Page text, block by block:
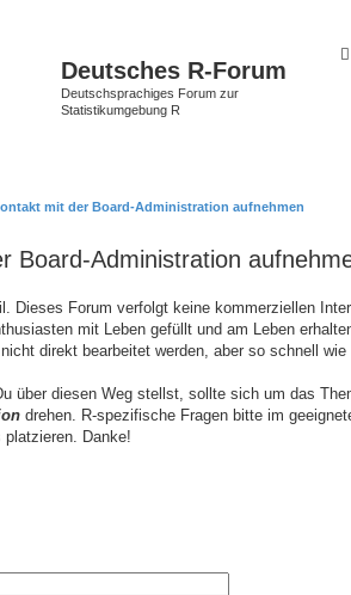
Deutsches R-Forum
Deutschsprachiges Forum zur
Statistikumgebung R
mit der Board-Administration aufnehmen
Board-Administration
Dieses Forum verfolgt keine kommerziellen
mit Leben gefüllt und am Leben
direkt bearbeitet werden, aber so schnell
über diesen Weg stellst, sollte sich um das
drehen. R-spezifische Fragen bitte im
Danke!